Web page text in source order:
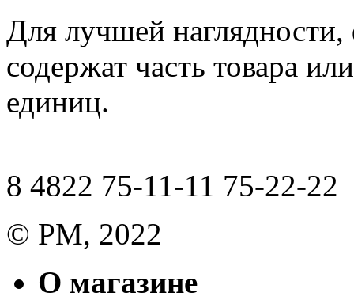
Для лучшей наглядности,
содержат часть товара
единиц.
8 4822 75-11-11 75-22-22
© РМ, 2022
О магазине